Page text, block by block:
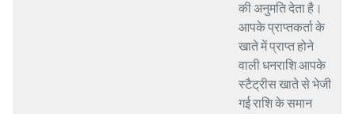
की अनुमति देता है।
आपके प्राप्तकर्ता के
खाते में प्राप्त होने
वाली धनराशि आपके
स्टैट्रीस खाते से भेजी
गई राशि के समान